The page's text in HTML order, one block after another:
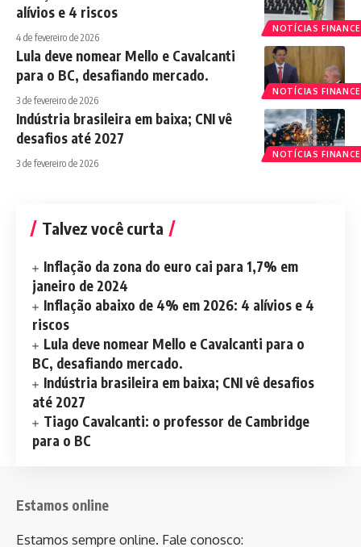
NOTÍCIAS
alívios e 4 riscos
4 de fevereiro de 2026
NOTÍCIAS
Lula deve nomear Mello e Cavalcanti
para o BC, desafiando mercado.
3 de fevereiro de 2026
NOTÍCIAS
Indústria brasileira em baixa; CNI vê
desafios até 2027
3 de fevereiro de 2026
Talvez você curta
Inflação da zona do euro cai para 1,7% em
janeiro de 2024
Inflação abaixo de 4% em 2026: 4 alívios e 4
riscos
Lula deve nomear Mello e Cavalcanti para o
BC, desafiando mercado.
Indústria brasileira em baixa; CNI vê desafios
até 2027
Tiago Cavalcanti: o professor de Cambridge
para o BC
Estamos online
Estamos sempre online. Fale conosco: